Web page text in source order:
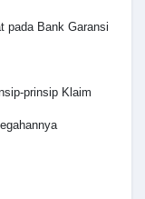
pada Bank Garansi
prinsip Klaim